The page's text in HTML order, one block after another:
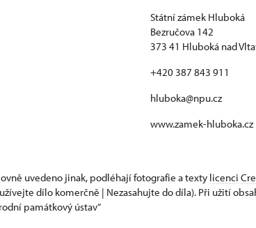
Státní zámek Hluboká
Bezručova 142
373 41 Hluboká nad
+420 387 843 911
hluboka@npu.cz
www.zamek-hluboka.cz
uvedeno jinak, podléhají fotografie a texty licenci
dílo komerčně | Nezasahujte do díla). Při užití
památkový ústav“